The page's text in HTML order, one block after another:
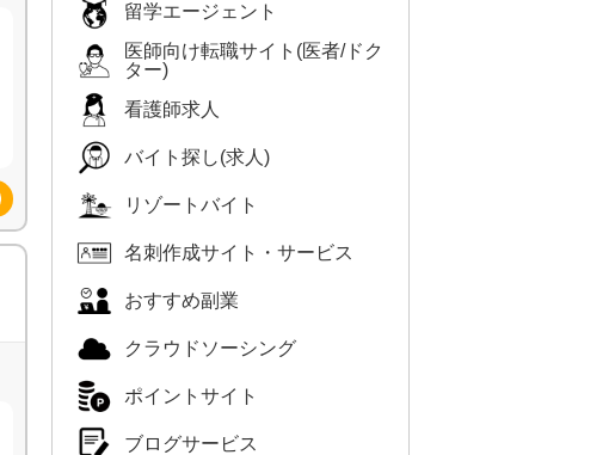
留学エージェント
医師向け転職サイト(医者/ドク
ター)
看護師求人
バイト探し(求人)
リゾートバイト
名刺作成サイト・サービス
おすすめ副業
クラウドソーシング
ポイントサイト
ブログサービス